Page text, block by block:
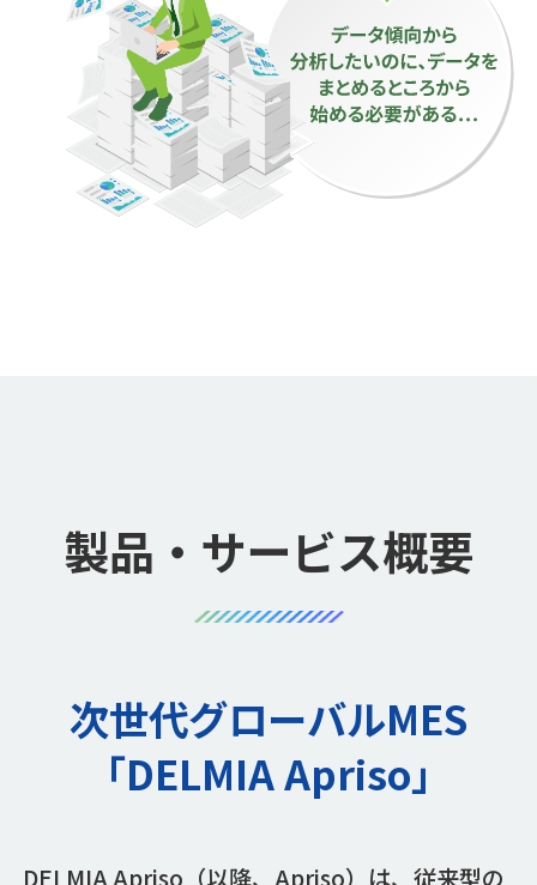
製品・サービス概要
次世代グローバルMES
「DELMIA Apriso」
DELMIA Apriso（以降、Apriso）は、従来型の